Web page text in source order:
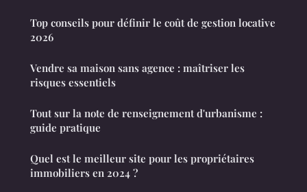
Top conseils pour définir le coût de gestion locative
2026
Vendre sa maison sans agence : maîtriser les
risques essentiels
Tout sur la note de renseignement d'urbanisme :
guide pratique
Quel est le meilleur site pour les propriétaires
immobiliers en 2024 ?